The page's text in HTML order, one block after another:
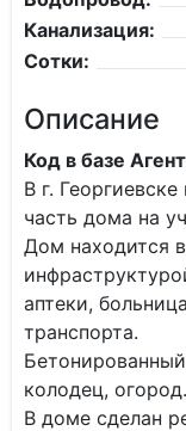
Канализация:
Сотки:
Описание
Код в базе
В г.
часть дома на
Дом находится
аптеки,
транспорта.
колодец, огород.
В доме сделан